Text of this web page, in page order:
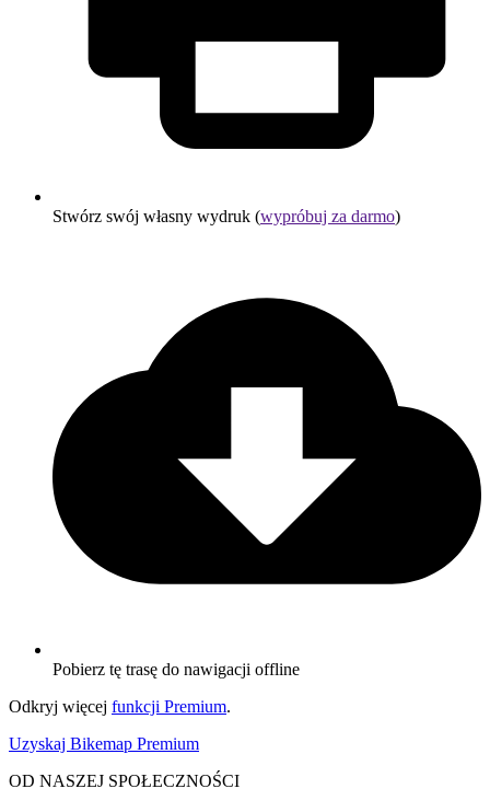
Stwórz swój własny wydruk (wypróbuj za darmo)
Pobierz tę trasę do nawigacji offline
Odkryj więcej funkcji Premium.
Uzyskaj Bikemap Premium
OD NASZEJ SPOŁECZNOŚCI